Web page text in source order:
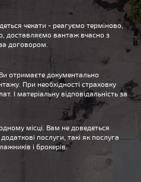
чекати - реагуємо терміново,
доставляємо вантаж вчасно з
договором.
отримаєте документально
При необхідності страховку
І матеріальну відповідальність за
одному місці. Вам не доведеться
послуги, такі як послуга
і брокерів.